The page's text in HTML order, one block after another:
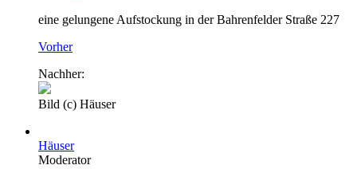
eine gelungene Aufstockung in der Bahrenfelder Straße 227
Vorher
Nachher:
Bild (c) Häuser
Häuser
Moderator